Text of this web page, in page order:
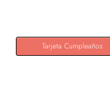
Tarjeta Cumpleaños